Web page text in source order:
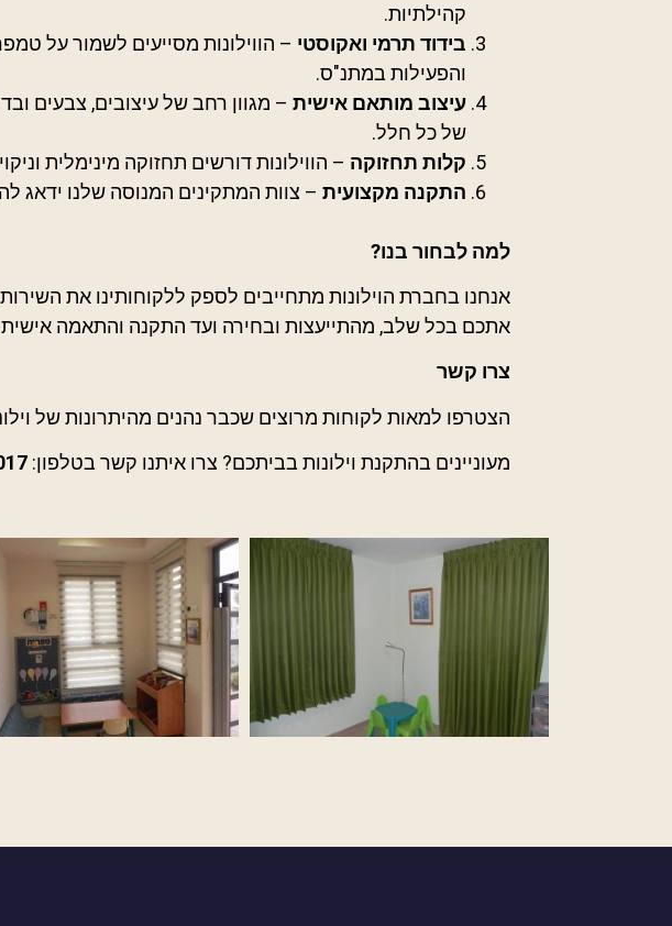
קהילתיות.
בידוד תרמי ואקוסטי – הווילונות מסייעים לשמור על
והפעילות במתנ"ס.
עיצוב מותאם אישית – מגוון רחב של עיצובים, צבעים
של כל חלל.
קלות תחזוקה – הווילונות דורשים תחזוקה מינימלית
התקנה מקצועית – צוות המתקינים המנוסה שלנו ידאג
למה לבחור בנו?
אנחנו בחברת הוילונות מתחייבים לספק ללקוחותינו את
אתכם בכל שלב, מהתייעצות ובחירה ועד התקנה והתאמה אישית
צרו קשר
הצטרפו למאות לקוחות מרוצים שכבר נהנים מהיתרונות של
מעוניינים בהתקנת וילונות בביתכם? צרו איתנו קשר בטלפון: